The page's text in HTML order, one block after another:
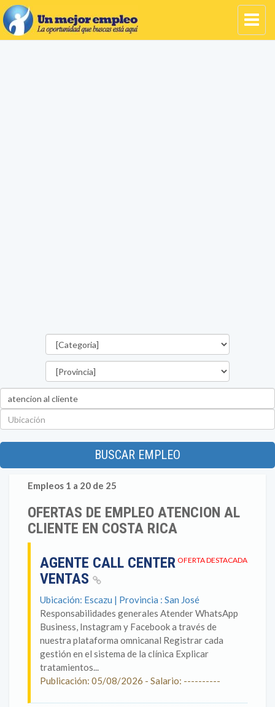
BUSCAR EMPLEO
Empleos 1 a 20 de 25
OFERTAS DE EMPLEO ATENCION AL
CLIENTE EN COSTA RICA
OFERTA DESTACADA
AGENTE CALL CENTER
VENTAS
Ubicación: Escazu | Provincia : San José
Responsabilidades generales Atender WhatsApp
Business, Instagram y Facebook a través de
nuestra plataforma omnicanal Registrar cada
gestión en el sistema de la clínica Explicar
tratamientos...
Publicación: 05/08/2026 - Salario: ----------